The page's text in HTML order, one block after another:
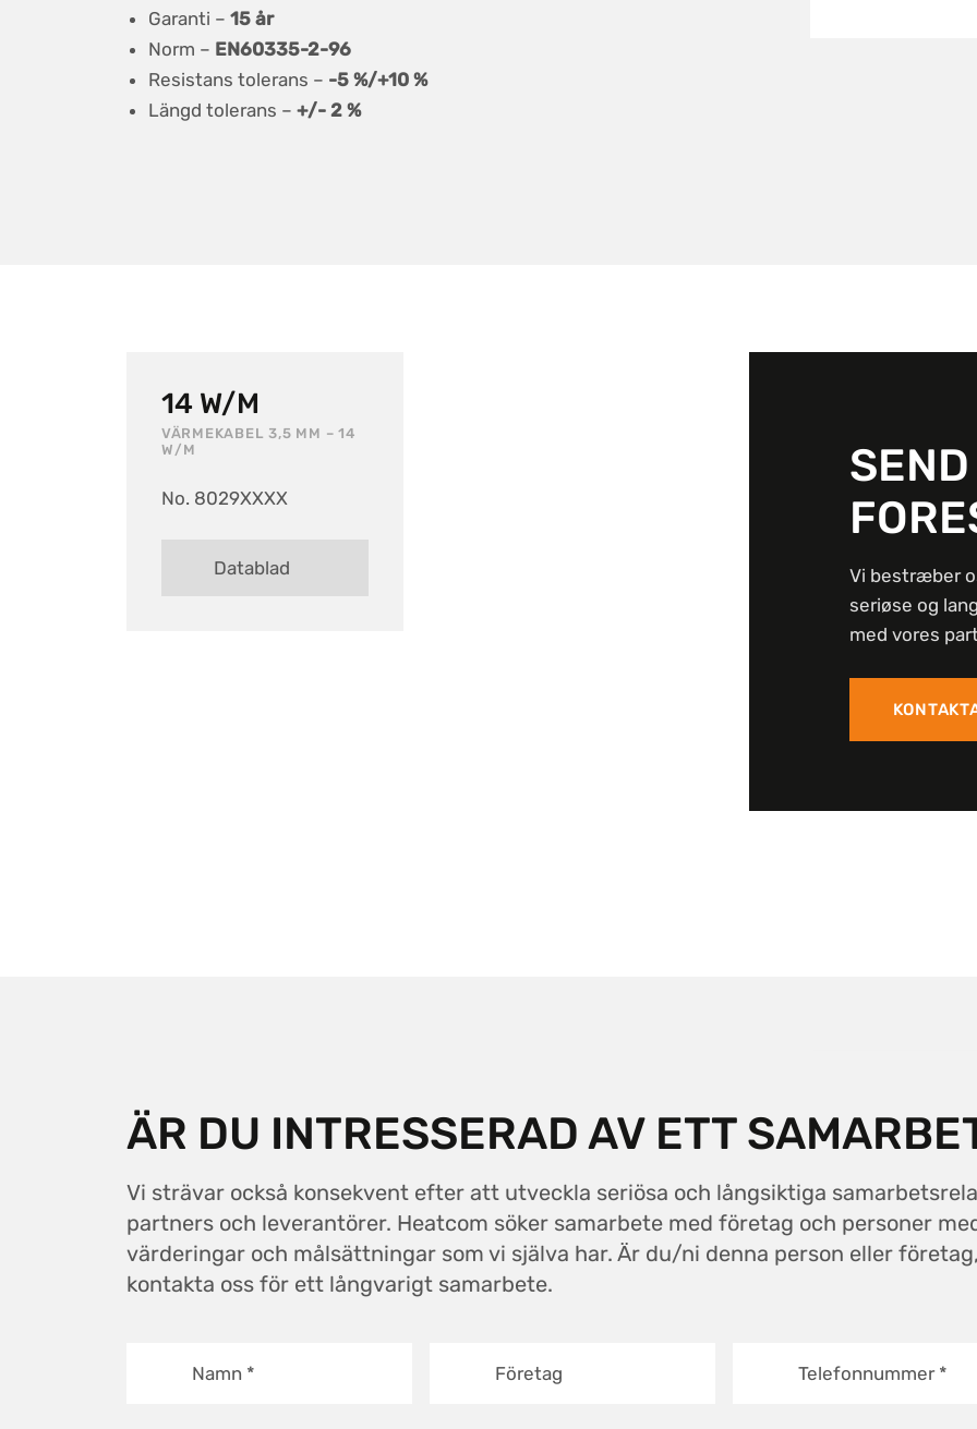
Garanti – 15 år
Norm – EN60335-2-96
Resistans tolerans – -5 %/+10 %
Längd tolerans – +/- 2 %
14 W/M
VÄRMEKABEL 3,5 MM – 14
W/M
No. 8029XXXX
Datablad
Vi bestræber
seriøse og
med vores
ÄR DU INTRESSERAD AV ETT
Vi strävar också konsekvent efter att utveckla seriösa och långsiktiga
partners och leverantörer. Heatcom söker samarbete med företag och personer
värderingar och målsättningar som vi själva har. Är du/ni denna person eller
kontakta oss för ett långvarigt samarbete.
Namn * Företag Telefonnummer *